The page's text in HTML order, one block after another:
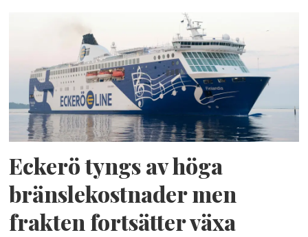
Eckerö tyngs av höga
bränslekostnader men
frakten fortsätter växa